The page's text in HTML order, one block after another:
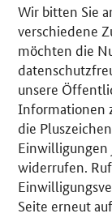
Wir bitten Sie
verschiedene
möchten die
unsere
Informationen
die
widerrufen.
Seite erneut